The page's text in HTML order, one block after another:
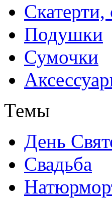
Подушки
Сумочки
Темы
День
Свадьба